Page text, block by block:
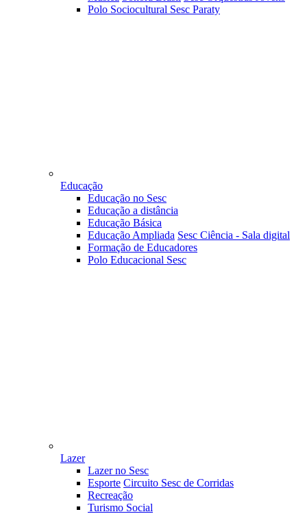
Polo Sociocultural Sesc Paraty
Educação
Educação no Sesc
Educação a distância
Educação Básica
Educação Ampliada Sesc Ciência - Sala digital
Formação de Educadores
Polo Educacional Sesc
Lazer
Lazer no Sesc
Esporte Circuito Sesc de Corridas
Recreação
Turismo Social